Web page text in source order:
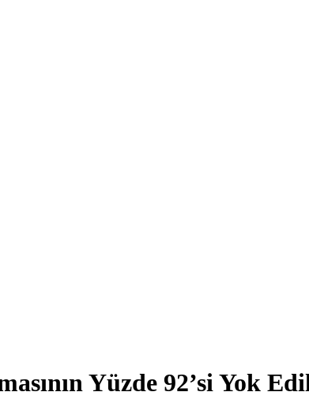
Yüzde 92’si Yok